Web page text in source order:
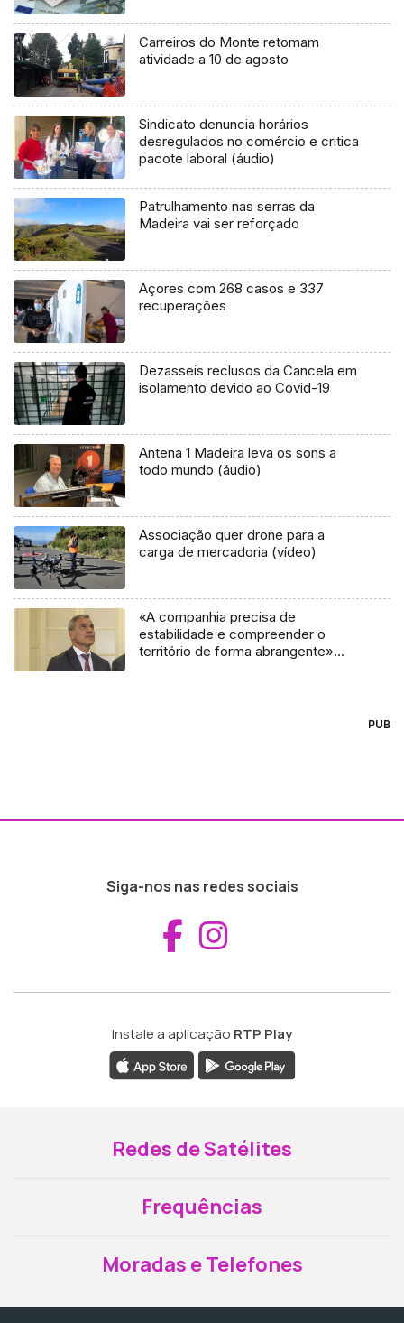
Carreiros do Monte retomam
atividade a 10 de agosto
Sindicato denuncia horários
desregulados no comércio e critica
pacote laboral (áudio)
Patrulhamento nas serras da
Madeira vai ser reforçado
Açores com 268 casos e 337
recuperações
Dezasseis reclusos da Cancela em
isolamento devido ao Covid-19
Antena 1 Madeira leva os sons a
todo mundo (áudio)
Associação quer drone para a
carga de mercadoria (vídeo)
«A companhia precisa de
estabilidade e compreender o
território de forma abrangente»
PUB
Siga-nos nas redes sociais
Aceder ao
Instale a aplicação RTP Play
Redes de Satélites
Frequências
Moradas e Telefones